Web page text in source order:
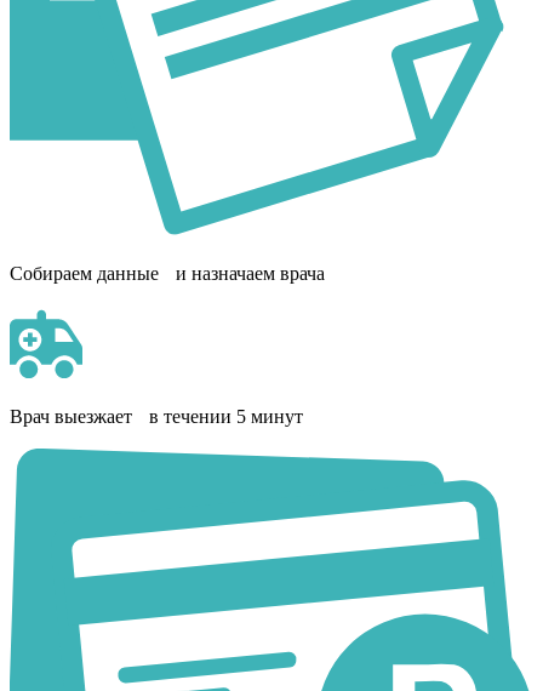
Собираем данные и назначаем врача
Врач выезжает в течении 5 минут